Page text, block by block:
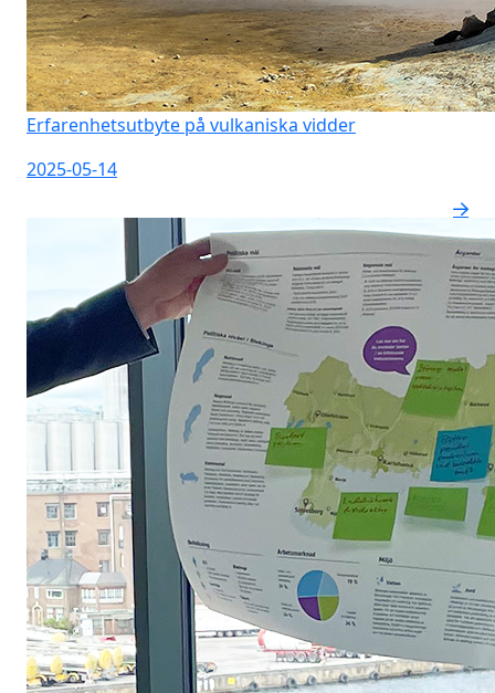
Erfarenhetsutbyte på vulkaniska vidder
2025-05-14